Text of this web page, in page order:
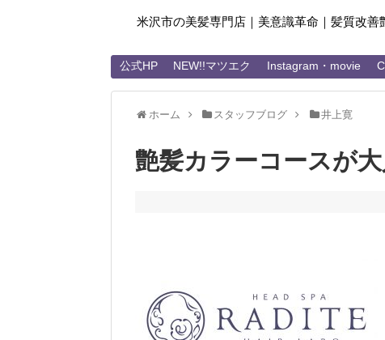
米沢市の美髪専門店｜美意識革命｜髪質改
公式HP NEW!!マツエク Instagram・movie
ホーム スタッフブログ 井上寛
艶髪カラーコースが